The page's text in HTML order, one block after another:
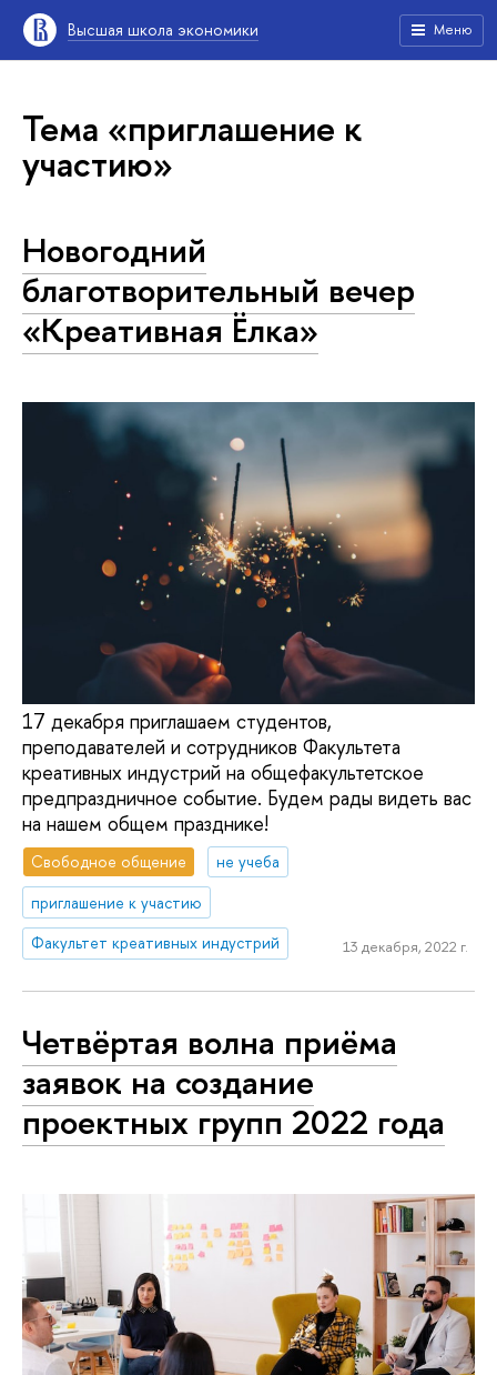
Высшая школа экономики Меню
Тема «приглашение к
участию»
Новогодний
благотворительный вечер
«Креативная Ёлка»
17 декабря приглашаем студентов,
преподавателей и сотрудников Факультета
креативных индустрий на общефакультетское
предпраздничное событие. Будем рады видеть вас
на нашем общем празднике!
Свободное общение
не учеба
приглашение к участию
Факультет креативных индустрий
13 декабря, 2022 г.
Четвёртая волна приёма
заявок на создание
проектных групп 2022 года